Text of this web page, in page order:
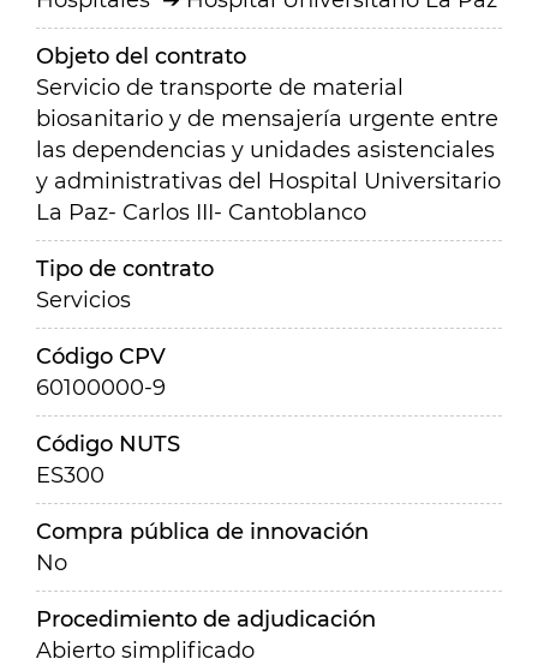
Objeto del contrato
Servicio de transporte de material
biosanitario y de mensajería urgente entre
las dependencias y unidades asistenciales
y administrativas del Hospital Universitario
La Paz- Carlos III- Cantoblanco
Tipo de contrato
Servicios
Código CPV
60100000-9
Código NUTS
ES300
Compra pública de innovación
No
Procedimiento de adjudicación
Abierto simplificado